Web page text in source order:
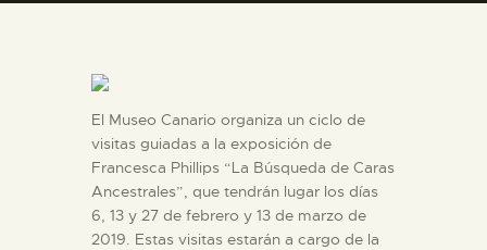
PREPARAR LA VISITA
ACTIVIDADES
El Museo Canario organiza un ciclo de
visitas guiadas a la exposición de
Francesca Phillips “La Búsqueda de Caras
Ancestrales”, que tendrán lugar los días
6, 13 y 27 de febrero y 13 de marzo de
2019. Estas visitas estarán a cargo de la